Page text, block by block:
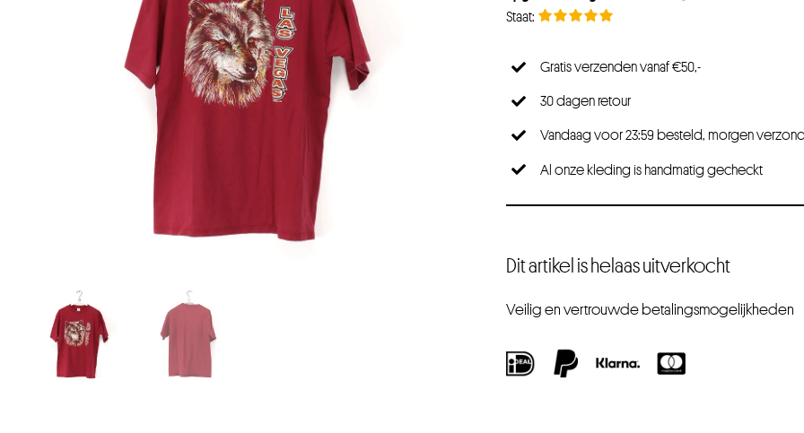
Gratis verzenden vanaf €50,-
30 dagen retour
Vandaag voor 23:59 besteld, morgen
Al onze kleding is handmatig gecheckt
Dit artikel is helaas uitverkocht
Veilig en vertrouwde betalingsmogelijkheden